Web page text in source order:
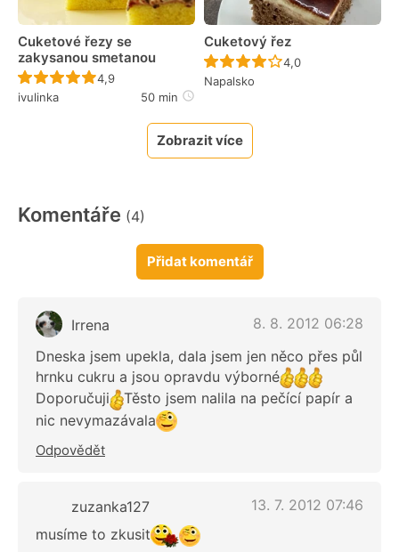
Cuketové řezy se
zakysanou smetanou
Recept ještě nebyl hodnocen
4,9
ivulinka
50 min
Cuketový řez
Recept ještě nebyl
4,0
Napalsko
Zobrazit více
Komentáře (4)
Přidat komentář
Irrena
8. 8. 2012 06:28
Dneska jsem upekla, dala jsem jen něco přes půl
hrnku cukru a jsou opravdu výborné
Doporučuji
Těsto jsem nalila na pečící papír a
nic nevymazávala
Odpovědět
zuzanka127
13. 7. 2012 07:46
musíme to zkusit